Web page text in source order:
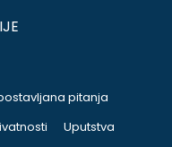
pitanja
Uputstva